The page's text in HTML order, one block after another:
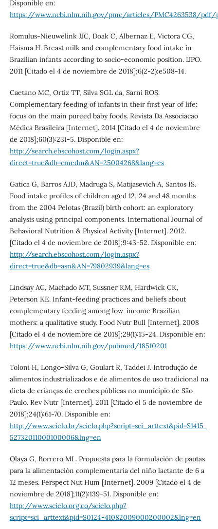
Disponible en:
https://www.ncbi.nlm.nih.gov/pmc/articles/PMC4263538/pdf/
Romulus-Nieuwelink JJC, Doak C, Albernaz E, Victora CG,
Haisma H. Breast milk and complementary food intake in
Brazilian infants according to socio-economic position. IJPO.
2011 [Citado el 4 de noviembre de 2018];6(2-2):e508-14.
Caetano MC, Ortiz TT, Silva SGL da, Sarni ROS.
Complementary feeding of infants in their first year of life:
focus on the main pureed baby foods. Revista Da Associacao
Médica Brasileira [Internet]. 2014 [Citado el 4 de noviembre
de 2018];60(3):231-5. Disponible en:
http://search.ebscohost.com/login.aspx?
direct=true&db=cmedm&AN=25004268&lang=es
Gatica G, Barros AJD, Madruga S, Matijasevich A, Santos IS.
Food intake profiles of children aged 12, 24 and 48 months
from the 2004 Pelotas (Brazil) birth cohort: an exploratory
analysis using principal components. International Journal of
Behavioral Nutrition & Physical Activity [Internet]. 2012.
[Citado el 4 de noviembre de 2018];9:43-52. Disponible en:
http://search.ebscohost.com/login.aspx?
direct=true&db=asn&AN=79802939&lang=es
Lindsay AC, Machado MT, Sussner KM, Hardwick CK,
Peterson KE. Infant-feeding practices and beliefs about
complementary feeding among low-income Brazilian
mothers: a qualitative study. Food Nutr Bull [Internet]. 2008
[Citado el 4 de noviembre de 2018];29(1):15-24. Disponible en:
https://www.ncbi.nlm.nih.gov/pubmed/18510201
Toloni H, Longo-Silva G, Goulart R, Taddei J. Introdução de
alimentos industrializados e de alimentos de uso tradicional na
dieta de crianças de creches públicas no município de São
Paulo. Rev Nutr [Internet]. 2011 [Citado el 5 de noviembre de
2018];24(1):61-70. Disponible en:
http://www.scielo.br/scielo.php?script=sci_arttext&pid=S1415-
52732011000100006&lng=en
Olaya G, Borrero ML. Propuesta para la formulación de pautas
para la alimentación complementaria del niño lactante de 6 a
12 meses. Perspect Nut Hum [Internet]. 2009 [Citado el 4 de
noviembre de 2018];11(2):139-51. Disponible en:
http://www.scielo.org.co/scielo.php?
script=sci_arttext&pid=S0124-41082009000200002&lng=en